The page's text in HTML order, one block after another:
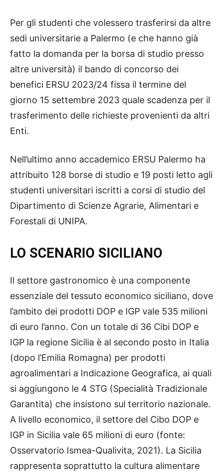
Per gli studenti che volessero trasferirsi da altre
sedi universitarie a Palermo (e che hanno già
fatto la domanda per la borsa di studio presso
altre università) il bando di concorso dei
benefici ERSU 2023/24 fissa il termine del
giorno 15 settembre 2023 quale scadenza per il
trasferimento delle richieste provenienti da altri
Enti.
Nell’ultimo anno accademico ERSU Palermo ha
attribuito 128 borse di studio e 19 posti letto agli
studenti universitari iscritti a corsi di studio del
Dipartimento di Scienze Agrarie, Alimentari e
Forestali di UNIPA.
LO SCENARIO SICILIANO
Il settore gastronomico è una componente
essenziale del tessuto economico siciliano, dove
l’ambito dei prodotti DOP e IGP vale 535 milioni
di euro l’anno. Con un totale di 36 Cibi DOP e
IGP la regione Sicilia è al secondo posto in Italia
(dopo l’Emilia Romagna) per prodotti
agroalimentari a Indicazione Geografica, ai quali
si aggiungono le 4 STG (Specialità Tradizionale
Garantita) che insistono sul territorio nazionale.
A livello economico, il settore del Cibo DOP e
IGP in Sicilia vale 65 milioni di euro (fonte:
Osservatorio Ismea-Qualivita, 2021). La Sicilia
rappresenta soprattutto la cultura alimentare